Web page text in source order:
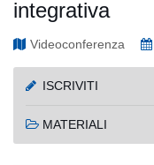
integrativa
Videoconferenza
ISCRIVITI
MATERIALI